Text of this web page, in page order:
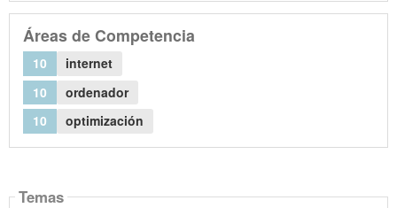
Áreas de Competencia
10
internet
10
ordenador
10
optimización
Temas